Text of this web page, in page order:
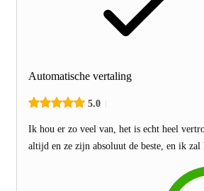
Automatische vertaling
5.0
Ik hou er zo veel van, het is echt heel
altijd en ze zijn absoluut de beste, en ik zal